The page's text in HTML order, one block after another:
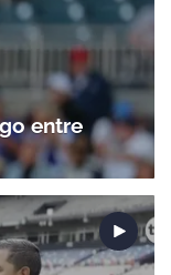
entre